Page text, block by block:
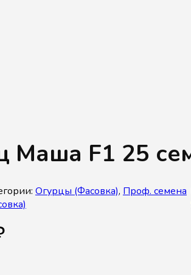
Маша F1 25
Огурцы (Фасовка), Проф. семена